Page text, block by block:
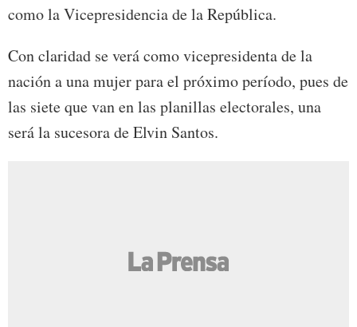
como la Vicepresidencia de la República.
Con claridad se verá como vicepresidenta de la
nación a una mujer para el próximo período, pues de
las siete que van en las planillas electorales, una
será la sucesora de Elvin Santos.